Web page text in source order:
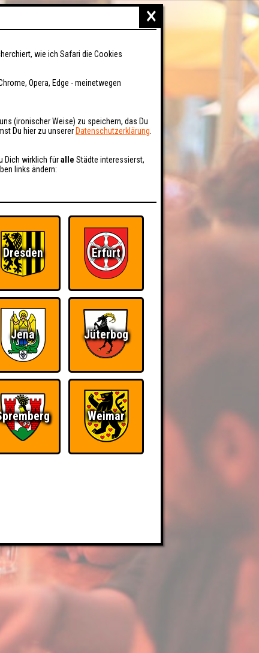
×
wie ich Safari die Cookies
Opera, Edge - meinetwegen
(ironischer Weise) zu speichern, das Du
Du hier zu unserer Datenschutzerklärung
Dich wirklich füralle Städte interessierst,
links ändern:
Dresden Erfurt
Jena Jüterbog
Weimar